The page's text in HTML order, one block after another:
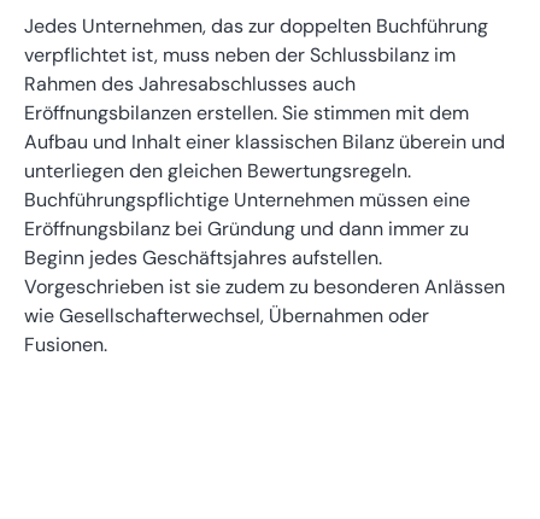
Jedes Unternehmen, das zur doppelten Buchführung
verpflichtet ist, muss neben der Schlussbilanz im
Rahmen des Jahresabschlusses auch
Eröffnungsbilanzen erstellen. Sie stimmen mit dem
Aufbau und Inhalt einer klassischen Bilanz überein und
unterliegen den gleichen Bewertungsregeln.
Buchführungspflichtige Unternehmen müssen eine
Eröffnungsbilanz bei Gründung und dann immer zu
Beginn jedes Geschäftsjahres aufstellen.
Vorgeschrieben ist sie zudem zu besonderen Anlässen
wie Gesellschafterwechsel, Übernahmen oder
Fusionen.